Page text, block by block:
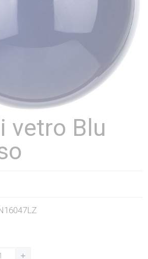
vetro Blu